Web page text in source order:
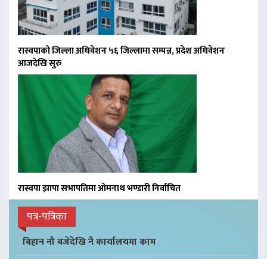
रास्वपाको जिल्ला अधिवेशन ५६ जिल्लामा सम्पन्न, प्रदेश अधिवेशन
आजदेखि सुरु
रास्वपा झापा सभापतिमा ओमनाथ भण्डारी निर्वाचित
पत्र-पत्रिका
बिहान नौ बजेदेखि नै कार्यालयमा काम